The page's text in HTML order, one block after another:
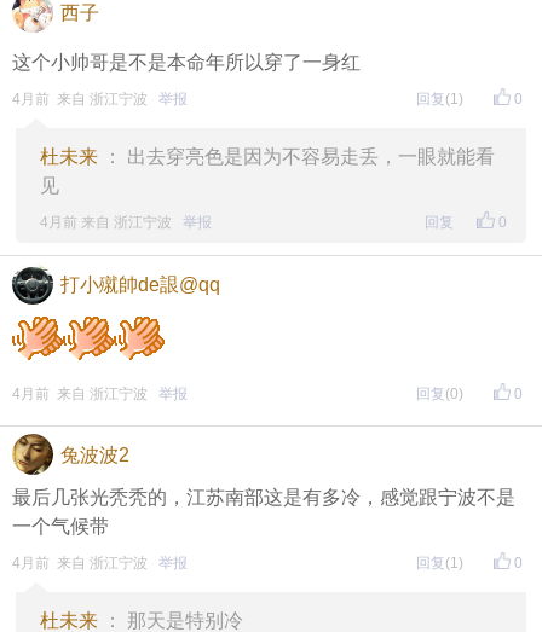
西子
这个小帅哥是不是本命年所以穿了一身红
0
4月前 来自 浙江宁波 举报 回复 (1)
杜未来 ： 出去穿亮色是因为不容易走丢，一眼就能看
见
0
4月前 来自 浙江宁波 举报 回复
打小殧帥de詪@qq
0
4月前 来自 浙江宁波 举报 回复 (0)
兔波波2
最后几张光秃秃的，江苏南部这是有多冷，感觉跟宁波不是
一个气候带
0
4月前 来自 浙江宁波 举报 回复 (1)
杜未来 ： 那天是特别冷